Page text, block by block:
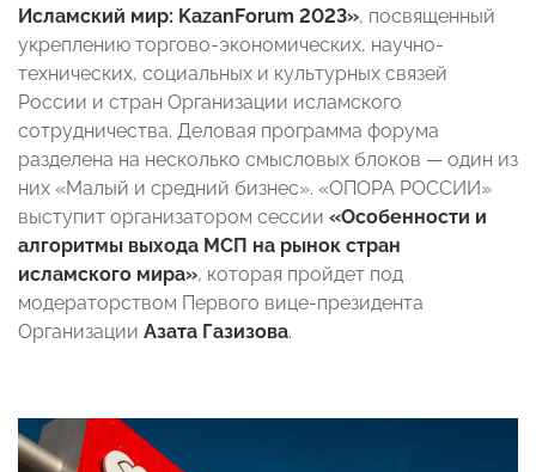
Исламский мир: KazanForum 2023», посвященный
укреплению торгово-экономических, научно-
технических, социальных и культурных связей
России и стран Организации исламского
сотрудничества. Деловая программа форума
разделена на несколько смысловых блоков — один из
них «Малый и средний бизнес». «ОПОРА РОССИИ»
выступит организатором сессии «Особенности и
алгоритмы выхода МСП на рынок стран
исламского мира», которая пройдет под
модераторством Первого вице-президента
Организации Азата Газизова.